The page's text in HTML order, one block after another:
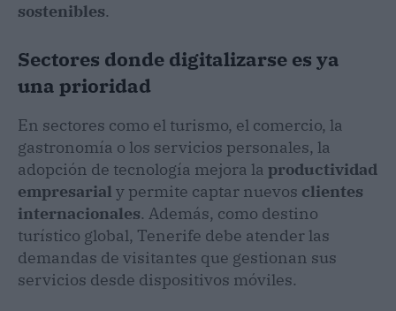
sostenibles.
Sectores donde digitalizarse es ya
una prioridad
En sectores como el turismo, el comercio, la
gastronomía o los servicios personales, la
adopción de tecnología mejora la productividad
empresarial y permite captar nuevos clientes
internacionales. Además, como destino
turístico global, Tenerife debe atender las
demandas de visitantes que gestionan sus
servicios desde dispositivos móviles.